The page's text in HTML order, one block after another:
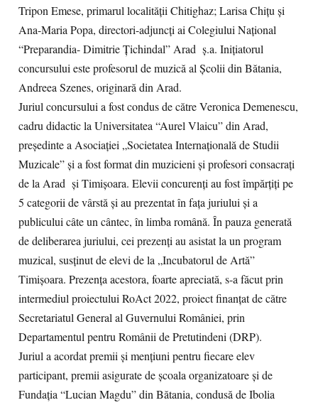
Tripon Emese, primarul localității Chitighaz; Larisa Chiţu şi
Ana-Maria Popa, directori-adjuncţi ai Colegiului Naţional
“Preparandia- Dimitrie Ţichindal” Arad ş.a. Iniţiatorul
concursului este profesorul de muzică al Şcolii din Bătania,
Andreea Szenes, originară din Arad.
Juriul concursului a fost condus de către Veronica Demenescu,
cadru didactic la Universitatea “Aurel Vlaicu” din Arad,
președinte a Asociației „Societatea Internaţională de Studii
Muzicale” şi a fost format din muzicieni şi profesori consacraţi
de la Arad și Timişoara. Elevii concurenți au fost împărțiți pe
5 categorii de vârstă și au prezentat în fața juriului și a
publicului câte un cântec, în limba română. În pauza generată
de deliberarea juriului, cei prezenţi au asistat la un program
muzical, susținut de elevi de la „Incubatorul de Artă”
Timișoara. Prezența acestora, foarte apreciată, s-a făcut prin
intermediul proiectului RoAct 2022, proiect finanţat de către
Secretariatul General al Guvernului României, prin
Departamentul pentru Românii de Pretutindeni (DRP).
Juriul a acordat premii și mențiuni pentru fiecare elev
participant, premii asigurate de şcoala organizatoare şi de
Fundaţia “Lucian Magdu” din Bătania, condusă de Ibolia